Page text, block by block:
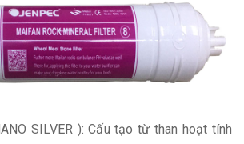
SILVER ): Cấu tạo từ than hoạt tính